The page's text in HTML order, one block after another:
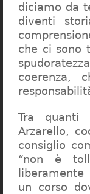
diciamo da
diventi
che ci sono
coerenza,
Tra quanti
Arzarello,
consiglio
“non è
un corso